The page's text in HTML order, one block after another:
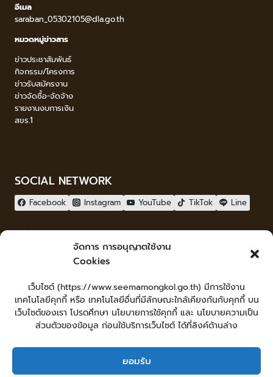
จัดการ การอนุญาตใช้งาน
Cookies
เว็บไซต์ (https://www.seemamongkol.go.th) มีการใช้งาน
เทคโนโลยีคุกกี้ หรือ เทคโนโลยีอื่นที่มีลักษณะใกล้เคียงกันกับคุกกี้ บน
เว็บไซต์ของเรา โปรดศึกษา นโยบายการใช้คุกกี้ และ นโยบายความเป็น
ส่วนตัวของข้อมูล ก่อนใช้บริการเว็บไซต์ ได้ที่ลิงค์ด้านล่าง
ยอมรับ
อีเมล
saraban_05302105@dla.go.th
หมวดหมู่ข่าวสาร
ข่าวประชาสัมพันธ์
กิจกรรม/โครงการ
ข่าวรับสมัครงาน
ข่าวจัดซื้อ-จัดจ้าง
รายงานงบการเงิน
สขร.1
SOCIAL NETWORK
Facebook Instagram YouTube TikTok Line
LopburiWebdesign.com
Login
เข้าสู่ระบบ
หน้าหลัก ยื่นคำร้องทั่วไป ร้องเรียน-ร้องทุกข์ แสดงความคิดเห็น